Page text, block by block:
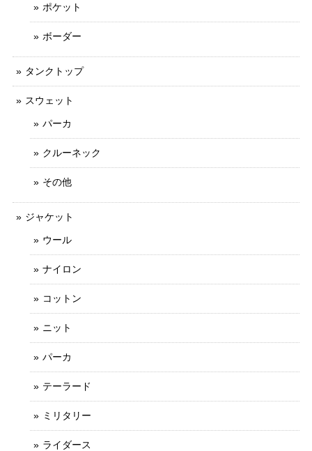
ポケット
ボーダー
タンクトップ
スウェット
パーカ
クルーネック
その他
ジャケット
ウール
ナイロン
コットン
ニット
パーカ
テーラード
ミリタリー
ライダース